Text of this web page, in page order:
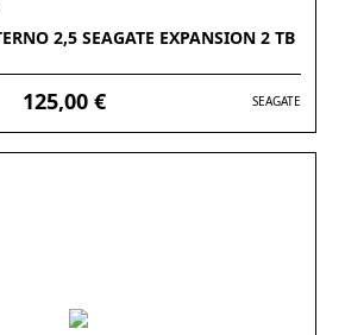
2,5 SEAGATE EXPANSION 2 TB
125,00 € SEAGATE